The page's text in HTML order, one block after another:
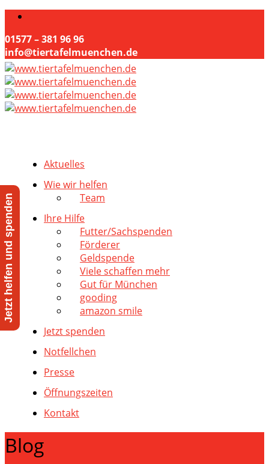
01577 – 381 96 96
info@tiertafelmuenchen.de
Aktuelles
Wie wir helfen
Team
Ihre Hilfe
Futter/Sachspenden
Förderer
Geldspende
Viele schaffen mehr
Gut für München
gooding
amazon smile
Jetzt spenden
Notfellchen
Presse
Öffnungszeiten
Kontakt
Blog
Jetzt helfen und spenden